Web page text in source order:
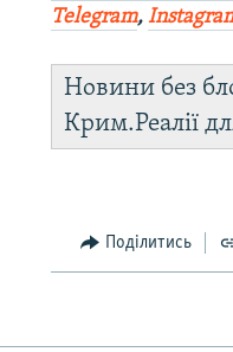
Telegram,
Новини без
Крим.Реалії
Поділитись